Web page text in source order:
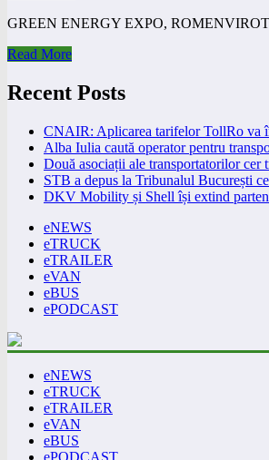
GREEN ENERGY EXPO,
Read More
Recent Posts
CNAIR: Aplicarea tarifelor TollRo va
Alba Iulia caută operator pentru
Două asociații ale transportatorilor cer
STB a depus la Tribunalul București
DKV Mobility și Shell își extind
eNEWS
eTRUCK
eTRAILER
eVAN
eBUS
ePODCAST
eNEWS
eTRUCK
eTRAILER
eVAN
eBUS
ePODCAST